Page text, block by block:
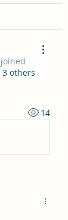
joined
3 others
14